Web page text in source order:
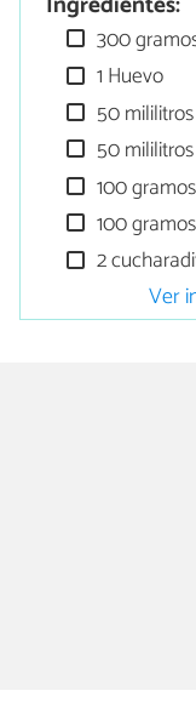
300
1 Huevo
50
50
100
100
2
Ver